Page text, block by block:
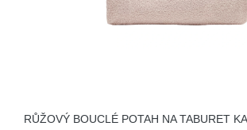
RŮŽOVÝ BOUCLÉ POTAH NA TABURET